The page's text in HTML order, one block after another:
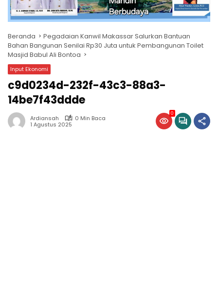
Beranda
Pegadaian Kanwil Makassar Salurkan Bantuan
Bahan Bangunan Senilai Rp30 Juta untuk Pembangunan Toilet
Masjid Babul Ali Bontoa
Input Ekonomi
c9d0234d-232f-43c3-88a3-
14be7f43ddde
Ardiansah
0 Min Baca
1 Agustus 2025
0